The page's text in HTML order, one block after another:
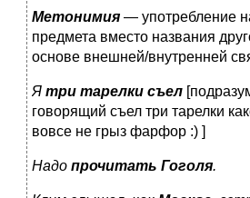
Метонимия — употребление
предмета вместо названия
основе внешней/внутренней
Я три тарелки съел
говорящий съел три тарелки
вовсе не грыз фарфор :) ]
Надо прочитать Гоголя.